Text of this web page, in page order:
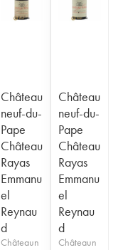
Château
neuf-du-
Pape
Château
Rayas
Emmanu
el
Reynau
d
Châteaun
Château
neuf-du-
Pape
Château
Rayas
Emmanu
el
Reynau
d
Châteaun